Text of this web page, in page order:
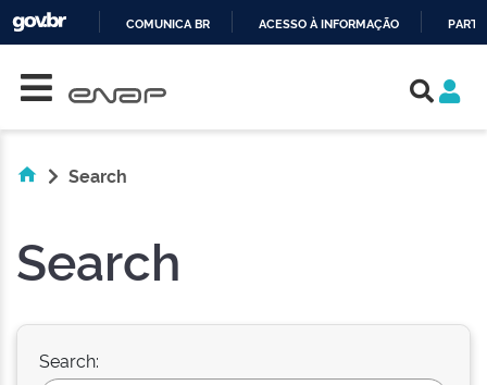
COMUNICA BR ACESSO À INFORMAÇÃO
Search
Search
Search: